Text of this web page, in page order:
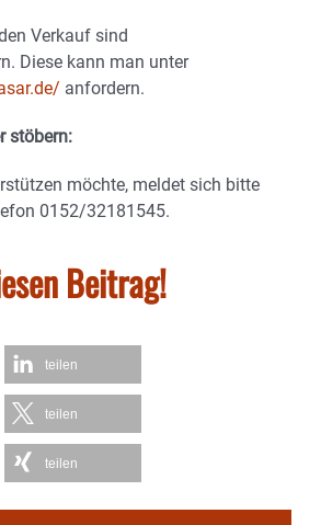
Verkauf sind
Diese kann man unter
anfordern.
stöbern:
möchte, meldet sich bitte
0152/32181545.
Beitrag!
teilen
teilen
teilen